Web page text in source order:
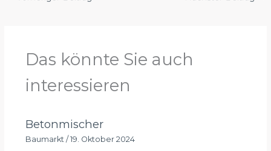
Das könnte Sie auch
interessieren
Betonmischer
Baumarkt / 19. Oktober 2024